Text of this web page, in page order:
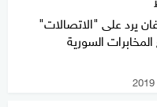
يرد على "الاتصالات"
المخابرات السورية